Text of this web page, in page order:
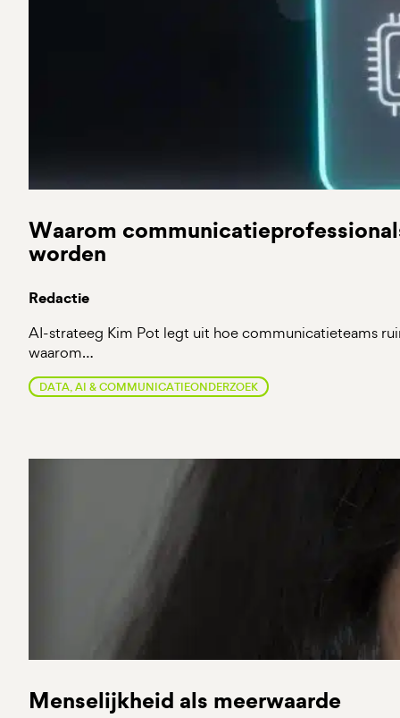
Waarom
worden
Redactie
AI-strateeg Kim Pot legt uit hoe communicatieteams
waarom…
DATA, AI & COMMUNICATIEONDERZOEK
Menselijkheid als meerwaarde